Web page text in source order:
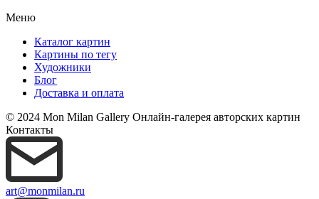
Меню
Каталог картин
Картины по тегу
Художники
Блог
Доставка и оплата
© 2024 Mon Milan Gallery Онлайн-галерея авторских картин
Контакты
art@monmilan.ru